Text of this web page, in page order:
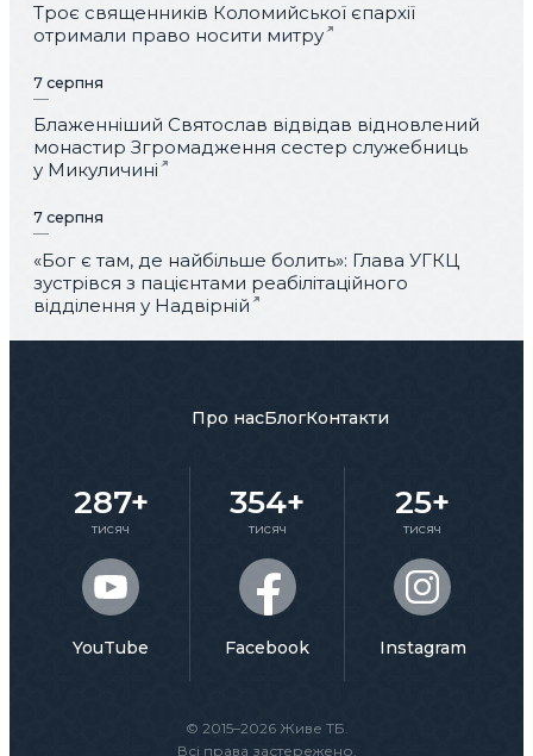
Троє священників Коломийської єпархії
отримали право носити митру
7 серпня
Блаженніший Святослав відвідав відновлений
монастир Згромадження сестер служебниць
у Микуличині
7 серпня
«Бог є там, де найбільше болить»: Глава УГКЦ
зустрівся з пацієнтами реабілітаційного
відділення у Надвірній
© 2015–2026 Живе ТБ.
Всі права застережено.
Про насБлогКонтакти
287+
тисяч
YouTube
354+
тисяч
Facebook
25+
тисяч
Instagram